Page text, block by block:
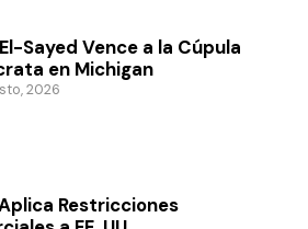
Sayed Vence a la Cúpula
en Michigan
2026
Restricciones